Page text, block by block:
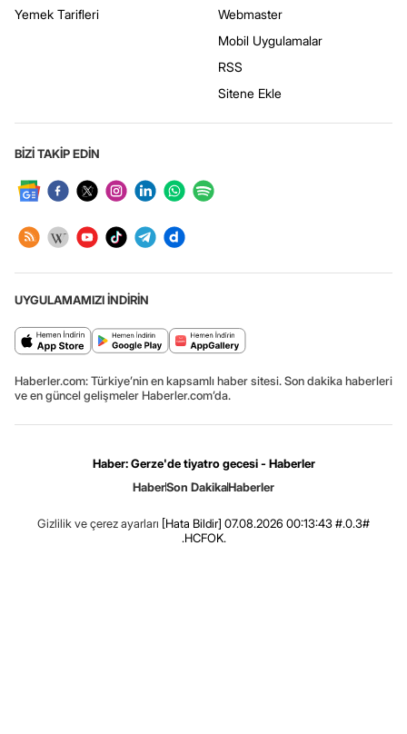
Yemek Tarifleri
Webmaster
Mobil Uygulamalar
RSS
Sitene Ekle
BİZİ TAKİP EDİN
UYGULAMAMIZI İNDİRİN
Haberler.com: Türkiye’nin en kapsamlı haber sitesi. Son dakika haberleri
ve en güncel gelişmeler Haberler.com’da.
Haber: Gerze'de tiyatro gecesi - Haberler
HaberSon DakikaHaberler
Gizlilik ve çerez ayarları [Hata Bildir] 07.08.2026 00:13:43 #.0.3#
.HCFOK.